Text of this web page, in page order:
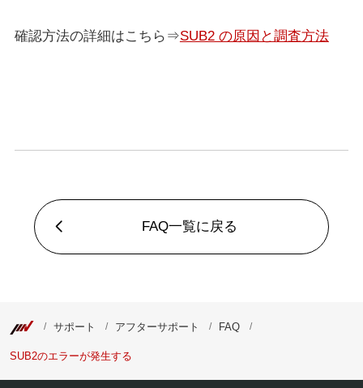
確認方法の詳細はこちら⇒SUB2 の原因と調査方法
FAQ一覧に戻る
サポート アフターサポート FAQ
SUB2のエラーが発生する